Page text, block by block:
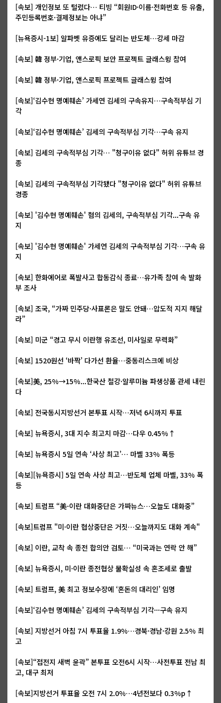
[속보] 개인정보 또 털렸다… 티빙 “회원ID·이름·전화번호 등 유출,
주민등록번호·결제정보는 아냐”
[뉴욕증시-1보] 알파벳 유증에도 달리는 반도체…강세 마감
[속보] 韓 정부·기업, 앤스로픽 보안 프로젝트 글래스윙 참여
[속보] 韓 정부·기업, 앤스로픽 프로젝트 글래스윙 참여
[속보]‘김수현 명예훼손’ 가세연 김세의 구속유지…구속적부심 기
각
[속보]‘김수현 명예훼손’ 김세의 구속적부심 기각…구속 유지
[속보] 김세의 구속적부심 기각… "청구이유 없다" 허위 유튜브 경
종
[속보] 김세의 구속적부심 기각됐다 "청구이유 없다" 허위 유튜브
경종
[속보] '김수현 명예훼손' 혐의 김세의, 구속적부심 기각...구속 유
지
[속보] '김수현 명예훼손' 가세연 김세의 구속적부심 기각…구속 유
지
[속보] 한화에어로 폭발사고 합동감식 종료…유가족 참여 속 발화
부 조사
[속보] 조국, “가짜 민주당·사표론은 말도 안돼…압도적 지지 해달
라”
[속보] 미군 “경고 무시 이란행 유조선, 미사일로 무력화”
[속보] 1520원선 ‘바짝’ 다가선 환율…중동리스크에 비상
[속보]美, 25%→15%...한국산 철강·알루미늄 파생상품 관세 내린
다
[속보] 전국동시지방선거 본투표 시작…저녁 6시까지 투표
[속보] 뉴욕증시, 3대 지수 최고치 마감…다우 0.45%↑
[속보] 뉴욕증시 5일 연속 ‘사상 최고’… 마벨 33% 폭등
[속보][뉴욕증시] 5일 연속 사상 최고…반도체 업체 마벨, 33% 폭
등
[속보] 트럼프 “美-이란 대화중단은 가짜뉴스…오늘도 대화중”
[속보]트럼프 "미·이란 협상중단은 거짓…오늘까지도 대화 계속"
[속보] 이란, 교착 속 종전 합의안 검토… “미국과는 연락 안 해”
[속보] 뉴욕증시, 미·이란 종전협상 불확실성 속 혼조세로 출발
[속보] 트럼프, 美 최고 정보수장에 ‘혼돈의 대리인’ 임명
[속보]‘김수현 명예훼손’ 김세의 구속적부심 기각···구속 유지
[속보] 지방선거 아침 7시 투표율 1.9%…경북·경남·강원 2.5% 최
고
[속보]“접전지 새벽 윤곽” 본투표 오전6시 시작…사전투표 전남 최
고, 대구 최저
[속보]지방선거 투표율 오전 7시 2.0%…4년전보다 0.3%p↑